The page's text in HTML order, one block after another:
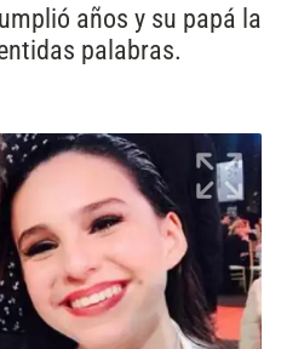
años y su papá la
palabras.